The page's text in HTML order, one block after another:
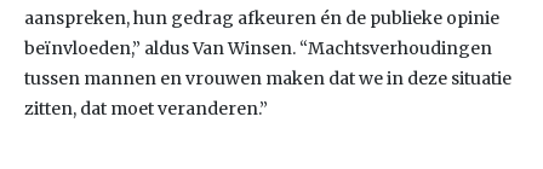
aanspreken, hun gedrag afkeuren én de publieke opinie
beïnvloeden,” aldus Van Winsen. “Machtsverhoudingen
tussen mannen en vrouwen maken dat we in deze situatie
zitten, dat moet veranderen.”